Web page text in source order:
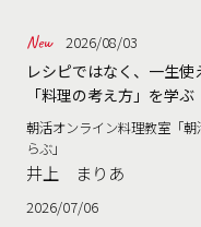
2026/08/03
レシピではなく、一生使
「料理の考え方」を学ぶ
朝活オンライン料理教室「朝
らぶ」
井上 まりあ
2026/07/06